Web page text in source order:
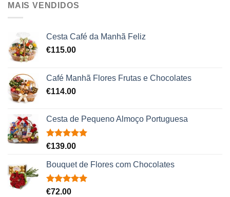
MAIS VENDIDOS
Cesta Café da Manhã Feliz
€115.00
Café Manhã Flores Frutas e Chocolates
€114.00
Cesta de Pequeno Almoço Portuguesa
Avaliação
€139.00
Bouquet de Flores com Chocolates
Avaliação
€72.00